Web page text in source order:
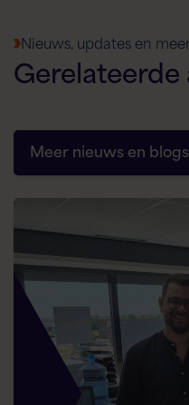
Nieuws, updates en
Gerelateerde
Meer nieuws en blogs